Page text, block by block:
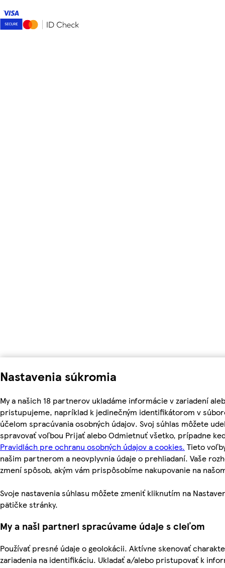
Nastavenia súkromia
My a našich 18 partnerov ukladáme informácie v zariadení
pristupujeme, napríklad k jedinečným identifikátorom v
účelom spracúvania osobných údajov. Svoj súhlas môžete
spravovať voľbou Prijať alebo Odmietnuť všetko, prípadne
Pravidlách pre ochranu osobných údajov a cookies. Tieto
našim partnerom a neovplyvnia údaje o prehliadaní. Vaše
zmení spôsob, akým vám prispôsobíme nakupovanie na
Svoje nastavenia súhlasu môžete zmeniť kliknutím na
pätičke stránky.
My a naši partneri spracúvame údaje s cieľom
Používať presné údaje o geolokácii. Aktívne skenovať
zariadenia na identifikáciu. Ukladať a/alebo pristupovať k